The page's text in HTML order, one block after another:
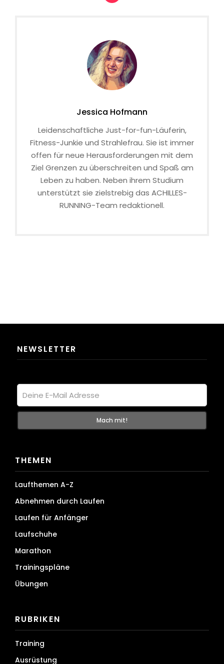
Jessica Hofmann
Leidenschaftliche Just-for-fun-Läuferin,
Fitness-Junkie und Strahlefrau. Sie ist immer
offen für neue Herausforderungen mit dem
Ziel Grenzen zu überschreiten und Spaß am
Leben zu haben. Neben ihrem Studium
unterstützt sie zielstrebig das ACHILLES-
RUNNING-Team redaktionell.
NEWSLETTER
THEMEN
Laufthemen A-Z
Abnehmen durch Laufen
Laufen für Anfänger
Laufschuhe
Marathon
Trainingspläne
Übungen
RUBRIKEN
Training
Ausrüstung